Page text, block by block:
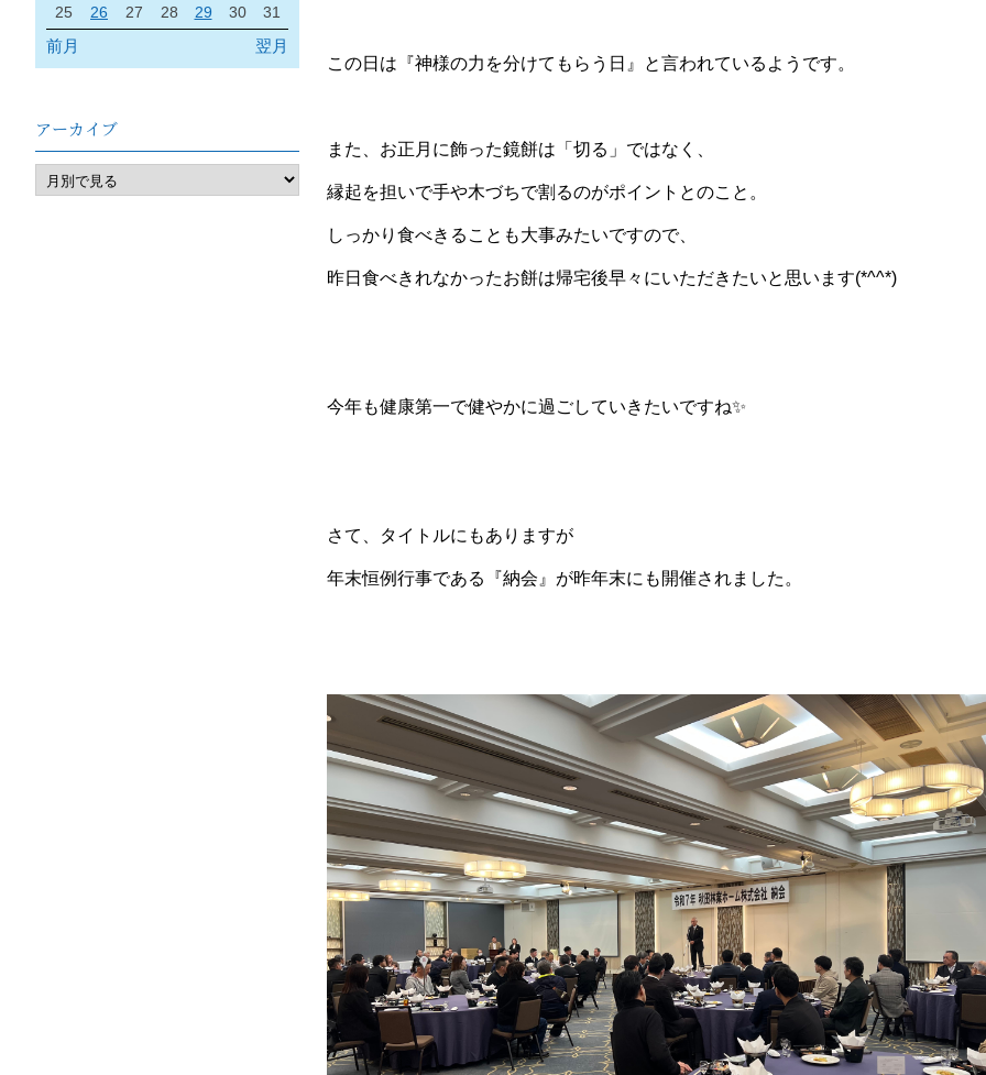
この日は『神様の力を分けてもらう日』と言われているようです。
また、お正月に飾った鏡餅は「切る」ではなく、
縁起を担いで手や木づちで割るのがポイントとのこと。
しっかり食べきることも大事みたいですので、
昨日食べきれなかったお餅は帰宅後早々にいただきたいと思います(*^^*)
今年も健康第一で健やかに過ごしていきたいですね✨
さて、タイトルにもありますが
年末恒例行事である『納会』が昨年末にも開催されました。
25
26 27 28 29 30 31
前月 翌月
アーカイブ